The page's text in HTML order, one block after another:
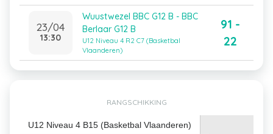
23/04
13:30
Wuustwezel BBC G12 B - BBC
Berlaar G12 B
U12 Niveau 4 R2 C7 (Basketbal
Vlaanderen)
91 -
22
RANGSCHIKKING
U12 Niveau 4 B15 (Basketbal Vlaanderen)